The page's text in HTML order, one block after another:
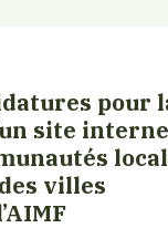
pour
site
villes